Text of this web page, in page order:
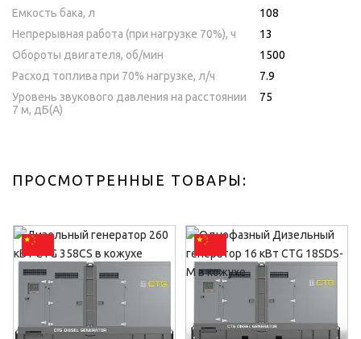
Емкость бака, л
108
Непрерывная работа (при нагрузке 70%), ч
13
Обороты двигателя, об/мин
1500
Расход топлива при 70% нагрузке, л/ч
7.9
Уровень звукового давления на расстоянии
7 м, дБ(A)
75
ПРОСМОТРЕННЫЕ ТОВАРЫ: